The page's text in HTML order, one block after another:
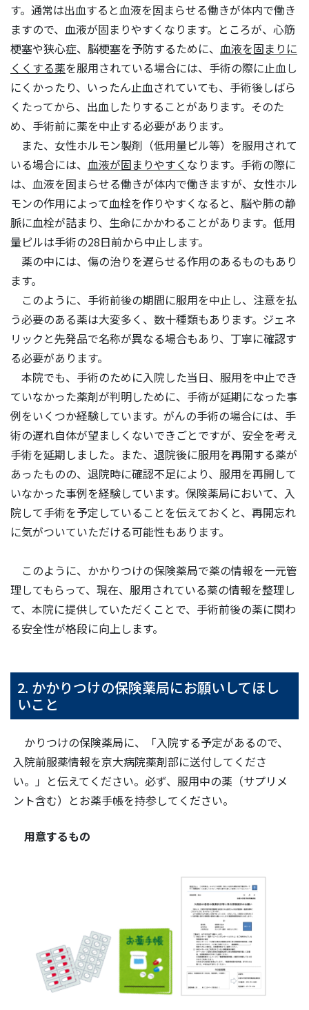
す。通常は出血すると血液を固まらせる働きが体内で働き
ますので、血液が固まりやすくなります。ところが、心筋
梗塞や狭心症、脳梗塞を予防するために、 血液を固まりに
くくする薬を服用されている場合には、手術の際に止血し
にくかったり、いったん止血されていても、手術後しばら
くたってから、出血したりすることがあります。そのた
め、手術前に薬を中止する必要があります。
また、女性ホルモン製剤（低用量ピル等）を服用されて
いる場合には、 血液が固まりやすく なります。手術の際に
は、血液を固まらせる働きが体内で働きますが、女性ホル
モンの作用によって血栓を作りやすくなると、脳や肺の静
脈に血栓が詰まり、生命にかかわることがあります。低用
量ピルは手術の28日前から中止します。
薬の中には、傷の治りを遅らせる作用のあるものもあり
ます。
このように、手術前後の期間に服用を中止し、注意を払
う必要のある薬は大変多く、数十種類もあります。ジェネ
リックと先発品で名称が異なる場合もあり、丁寧に確認す
る必要があります。
本院でも、手術のために入院した当日、服用を中止でき
ていなかった薬剤が判明しために、手術が延期になった事
例をいくつか経験しています。がんの手術の場合には、手
術の遅れ自体が望ましくないできごとですが、安全を考え
手術を延期しました。また、退院後に服用を再開する薬が
あったものの、退院時に確認不足により、服用を再開して
いなかった事例を経験しています。保険薬局において、入
院して手術を予定していることを伝えておくと、再開忘れ
に気がついていただける可能性もあります。
このように、かかりつけの保険薬局で薬の情報を一元管
理してもらって、現在、服用されている薬の情報を整理し
て、本院に提供していただくことで、手術前後の薬に関わ
る安全性が格段に向上します。
2. かかりつけの保険薬局にお願いしてほし
いこと
かりつけの保険薬局に、「入院する予定があるので、
入院前服薬情報を京大病院薬剤部に送付してくださ
い。」と伝えてください。必ず、服用中の薬（サプリメ
ント含む）とお薬手帳を持参してください。
用意するもの